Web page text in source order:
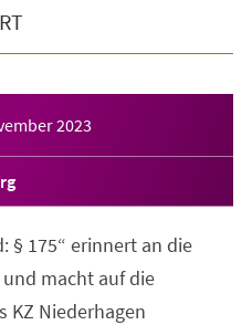
2023
§ 175“ erinnert an die
macht auf die
KZ Niederhagen